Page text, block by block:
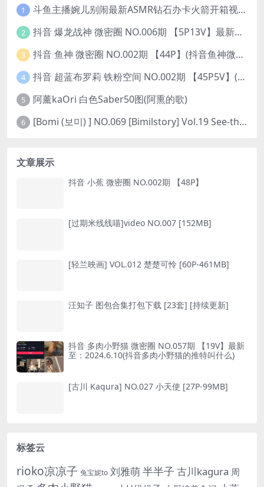
1 斗鱼主播婉儿别闹最新ASMR钻石办卡火箭开箱视频+音频合集-47个资源打包下载 [39V-10.1GB]
2 抖音 爆龙战神 微密圈 NO.006期 【5P13V】最新至：2023.6.7(暴龙神和战龙皇)
3 抖音 鱼神 微密圈 NO.002期 【44P】(抖音鱼神微密猫)
4 抖音 超蓝布罗莉 铁粉空间 NO.002期 【45P5V】(抖音超蓝布罗利是真的吗)
5 阿薰kaOri 白色Saber50图(阿熏的歌)
6 [Bomi (보미) ] NO.069 [Bimilstory] Vol.19 See-through lingerie
文章展示
抖音 小蕉 微密圈 NO.002期 【48P】
[过期米线线喵]video NO.007 [152MB]
[轻兰映画] VOL.012 楚楚可怜 [60P-461MB]
汪知子 图包合集打包下载 [23套] [持续更新]
抖音 多肉小野猫 微密圈 NO.057期 【19V】最新
至：2024.6.10(抖音多肉小野猫的推特叫什么)
[古川 Kagura] NO.027 小天使 [27P-99MB]
标签云
rioko凉凉子 兔宝妮to 刘雅萌半半子 古川kagura 周